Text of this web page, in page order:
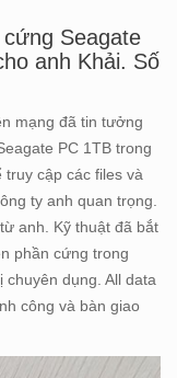
Seagate
anh Khải. Số
mạng đã tin tưởng
PC 1TB trong
cập các files và
ty anh quan trọng.
anh. Kỹ thuật đã bắt
phần cứng trong
dụng. All data
công và bàn giao